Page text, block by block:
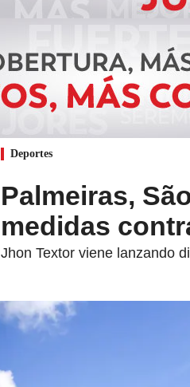
Deportes
Palmeiras,
medidas
Jhon Textor viene lanzando